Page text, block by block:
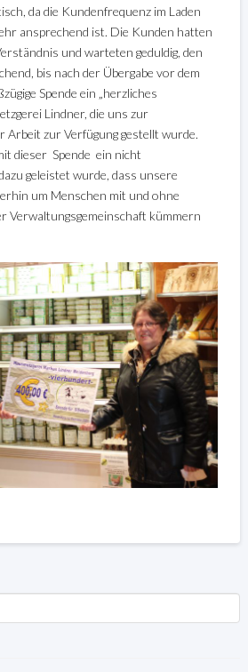
da die Kundenfrequenz im Laden
ansprechend ist. Die Kunden hatten
und warteten geduldig, den
bis nach der Übergabe vor dem
Spende ein „herzliches
Lindner, die uns zur
zur Verfügung gestellt wurde.
dieser Spende ein nicht
geleistet wurde, dass unsere
um Menschen mit und ohne
Verwaltungsgemeinschaft kümmern